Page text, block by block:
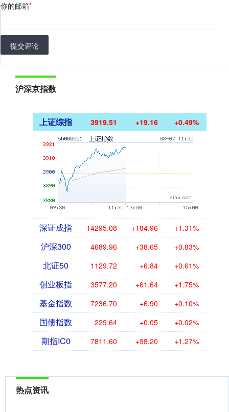
你的邮箱*
提交评论
沪深京指数
上证综指 3919.51 +19.16 +0.49%
深证成指 14295.08 +184.96 +1.31%
沪深300 4689.96 +38.65 +0.83%
北证50 1129.72 +6.84 +0.61%
创业板指 3577.20 +61.64 +1.75%
基金指数 7236.70 +6.90 +0.10%
国债指数 229.64 +0.05 +0.02%
期指IC0 7811.60 +98.20 +1.27%
热点资讯